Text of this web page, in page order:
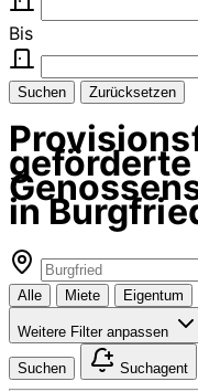
Bis
Suchen Zurücksetzen
geförderte
in
Alle Miete Eigentum
Weitere Filter anpassen
Suchen Suchagent